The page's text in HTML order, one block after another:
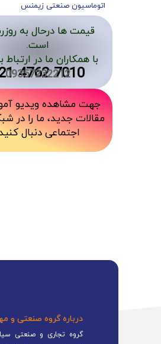
اتوماسیون صنعتی زیمنس
قیمت ها درحال به
است.
با همکاران ما در ارتباط
7010 4762 021
09357232212
جهت مشاهده ویدیو
مقالات جدید، ما را در
اجتماعی دنبال
درباره گروه صنعتی و
گروه تجاری و صنعتی